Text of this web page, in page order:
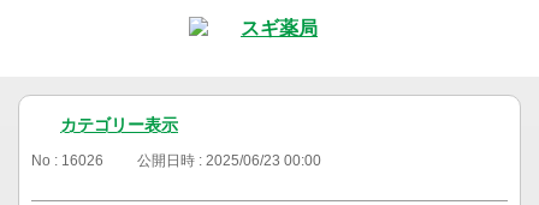
カテゴリー表示
No : 16026 公開日時 : 2025/06/23 00:00